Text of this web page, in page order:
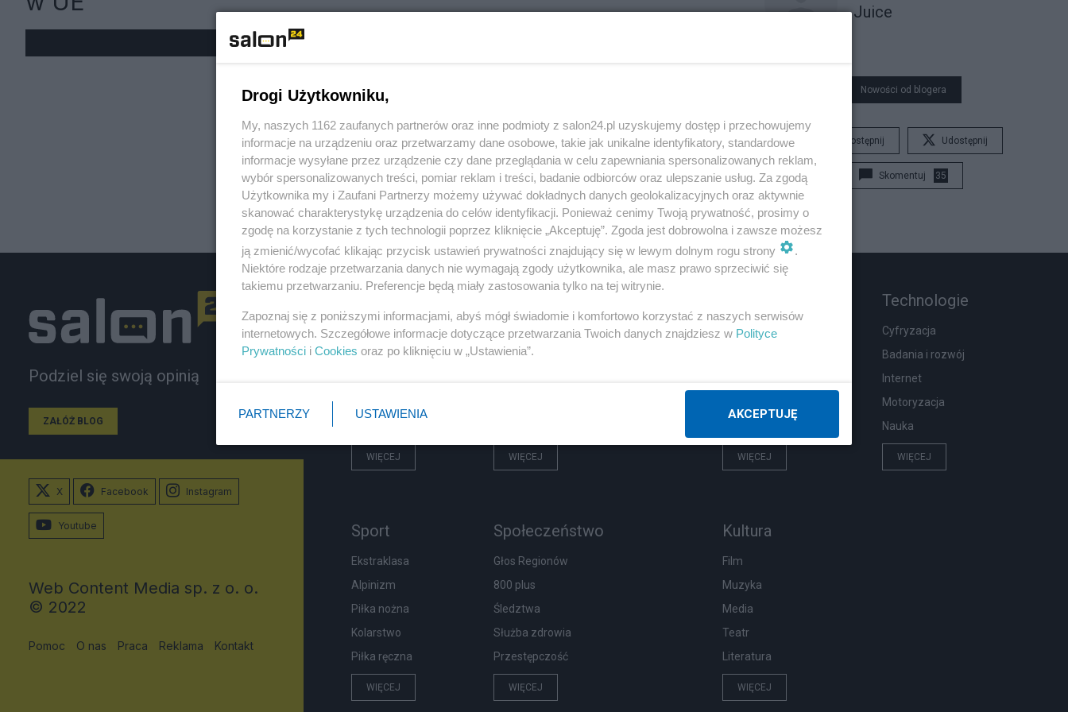
Juice
Nowości od blogera
Udostępnij Udostępnij
Skomentuj 35
Podziel się swoją opinią
ZAŁÓŻ BLOG
Rosja
PiS
WIĘCEJ
Biznes
Pieniądze
WIĘCEJ
Zdrowie
WIĘCEJ
Technologie
Cyfryzacja
Badania i rozwój
Internet
Motoryzacja
Nauka
WIĘCEJ
Sport
Ekstraklasa
Alpinizm
Piłka nożna
Kolarstwo
Piłka ręczna
WIĘCEJ
Społeczeństwo
Głos Regionów
800 plus
Śledztwa
Służba zdrowia
Przestępczość
WIĘCEJ
Kultura
Film
Muzyka
Media
Teatr
Literatura
WIĘCEJ
X Facebook Instagram
Youtube
Web Content Media sp. z o. o.
© 2022
Pomoc O nas Praca Reklama Kontakt
Drogi Użytkowniku,
My, naszych 1162 zaufanych partnerów oraz inne podmioty z salon24.pl uzyskujemy dostęp i przechowujemy
informacje na urządzeniu oraz przetwarzamy dane osobowe, takie jak unikalne identyfikatory, standardowe
informacje wysyłane przez urządzenie czy dane przeglądania w celu zapewniania spersonalizowanych reklam,
wybór spersonalizowanych treści, pomiar reklam i treści, badanie odbiorców oraz ulepszanie usług. Za zgodą
Użytkownika my i Zaufani Partnerzy możemy używać dokładnych danych geolokalizacyjnych oraz aktywnie
skanować charakterystykę urządzenia do celów identyfikacji. Ponieważ cenimy Twoją prywatność, prosimy o
zgodę na korzystanie z tych technologii poprzez kliknięcie „Akceptuję”. Zgoda jest dobrowolna i zawsze możesz
ją zmienić/wycofać klikając przycisk ustawień prywatności znajdujący się w lewym dolnym rogu strony
.
Niektóre rodzaje przetwarzania danych nie wymagają zgody użytkownika, ale masz prawo sprzeciwić się
takiemu przetwarzaniu. Preferencje będą miały zastosowania tylko na tej witrynie.
Zapoznaj się z poniższymi informacjami, abyś mógł świadomie i komfortowo korzystać z naszych serwisów
internetowych. Szczegółowe informacje dotyczące przetwarzania Twoich danych znajdziesz w Polityce
Prywatności i Cookies oraz po kliknięciu w „Ustawienia”.
PARTNERZY USTAWIENIA AKCEPTUJĘ